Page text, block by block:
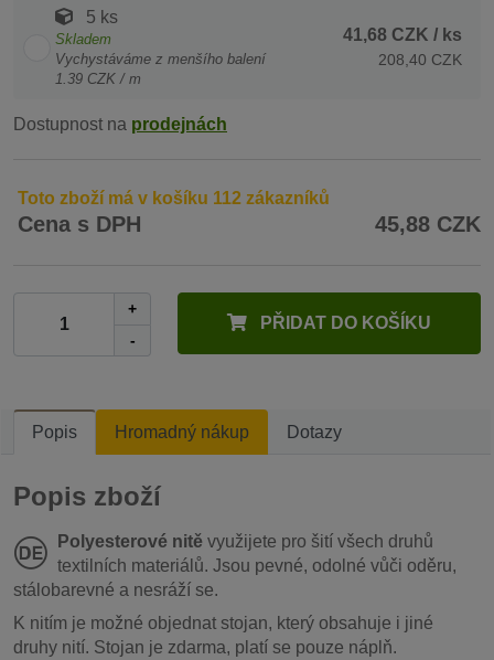
5 ks
Skladem
Vychystáváme z menšího balení
1.39 CZK / m
41,68 CZK / ks
208,40 CZK
Dostupnost na prodejnách
Toto zboží má v košíku 112 zákazníků
Cena s DPH 45,88 CZK
+
-
PŘIDAT DO KOŠÍKU
Popis Hromadný nákup Dotazy
Popis zboží
Polyesterové nitě využijete pro šití všech druhů
textilních materiálů. Jsou pevné, odolné vůči oděru,
stálobarevné a nesráží se.
K nitím je možné objednat stojan, který obsahuje i jiné
druhy nití. Stojan je zdarma, platí se pouze náplň.